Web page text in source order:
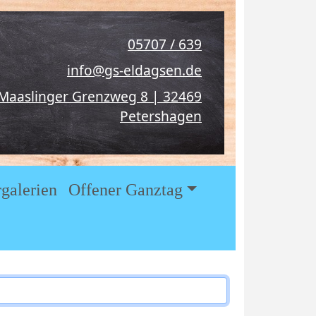
05707 / 639
info@gs-eldagsen.de
Grenzweg 8 | 32469
Petershagen
Offener Ganztag